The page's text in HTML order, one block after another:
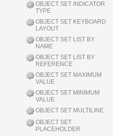
OBJECT SET INDICATOR
TYPE
OBJECT SET KEYBOARD
LAYOUT
OBJECT SET LIST BY
NAME
OBJECT SET LIST BY
REFERENCE
OBJECT SET MAXIMUM
VALUE
OBJECT SET MINIMUM
VALUE
OBJECT SET MULTILINE
OBJECT SET
PLACEHOLDER